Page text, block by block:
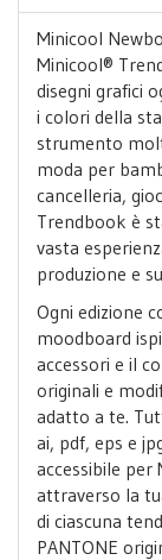
Minicool
Minicool®
disegni grafici
i colori della
strumento
moda per
cancelleria,
Trendbook è
vasta
produzione e
Ogni edizione
moodboard
accessori e il
originali e
adatto a te.
ai, pdf, eps e
accessibile per
attraverso la
di ciascuna
PANTONE